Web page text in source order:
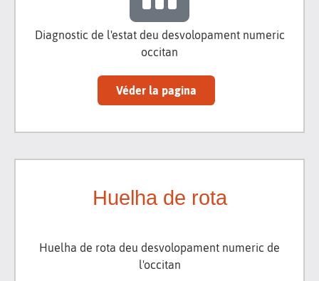
Diagnostic de l'estat deu desvolopament numeric
occitan
Véder la pagina
Huelha de rota
Huelha de rota deu desvolopament numeric de
l'occitan